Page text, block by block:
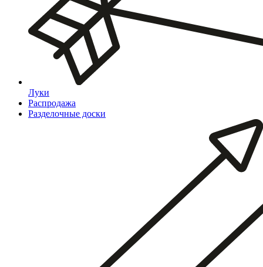
Луки
Распродажа
Разделочные доски